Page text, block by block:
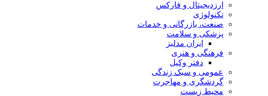
ارزدیجیتال و فارکس
تکنولوژی
صنعت، بازرگانی و خدمات
پزشکی و سلامت
ایران مدلبز
فرهنگی و هنری
دفتر وکیل
عمومی و سبک زندگی
گردشگری و مهاجرت
محیط زیست